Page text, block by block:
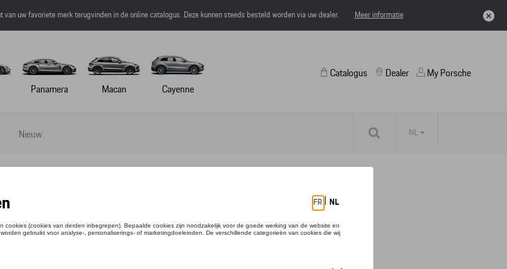
uw favoriete merk terugvinden in de online catalogus. Deze kunnen steeds besteld worden via uw dealer. Meer informatie
Panamera Macan Cayenne
Catalogus
Nieuw
Dealer My Porsche
NL
RACING - S